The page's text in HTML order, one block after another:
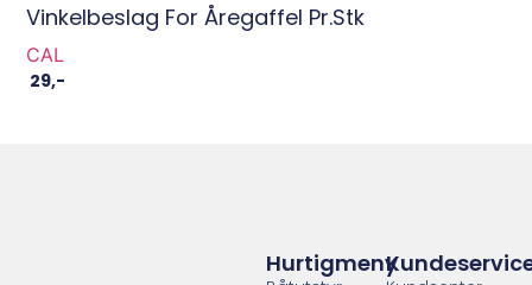
Vinkelbeslag For Åregaffel Pr.stk
CAL
29,-
Hurtigmeny